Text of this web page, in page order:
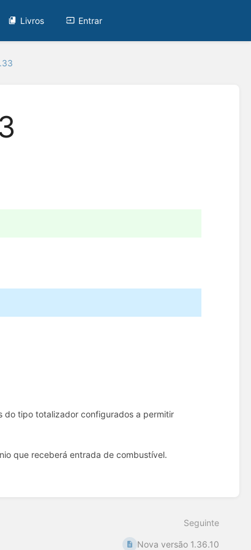
Livros Entrar
do tipo totalizador configurados a permitir
que receberá entrada de combustível.
Seguinte
Nova versão 1.36.10